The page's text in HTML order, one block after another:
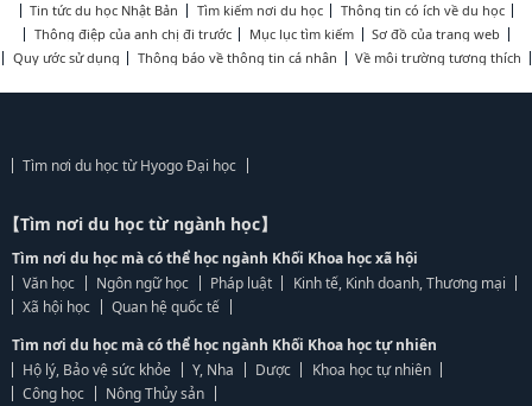
Tin tức du học Nhật Bản Tìm kiếm nơi du học
Thông tin có ích về du học
Thông điệp của anh chị đi trước
Mục lục tìm kiếm
Sơ đồ của trang web
Quy ước sử dụng
Thông báo về thông tin cá nhân Về môi trường tương thích
Tìm nơi du học từ Hyogo Đại học
【Tìm nơi du học từ ngành học】
Tìm nơi du học mà có thể học ngành Khối Khoa học xã hội
Văn học
Ngôn ngữ học Pháp luật
Kinh tế, Kinh doanh, Thương mại
Xã hội học
Quan hệ quốc tế
Tìm nơi du học mà có thể học ngành Khối Khoa học tự nhiên
Hộ lý, Bảo vệ sức khỏe
Y, Nha Dược
Khoa học tự nhiên
Công học
Nông Thủy sản